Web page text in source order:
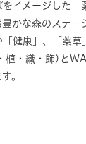
イメージした「
かな森のステー
「健康」、「薬草
植・織・飾)と
。